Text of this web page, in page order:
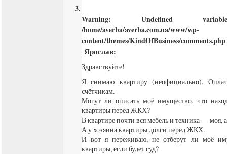
Warning: Undefined
/home/averba/averba.com.ua/www/wp-
content/themes/KindOfBusiness/comments.php
Ярослав:
Здравствуйте!
Я снимаю квартиру (неофициально).
счётчикам.
Могут ли описать моё имущество, что
квартиры перед ЖКХ?
В квартире почти вся мебель и техника — моя,
А у хозяина квартиры долги перед ЖКХ.
И вот я переживаю, не отберут ли моё
квартиры, если будет суд?